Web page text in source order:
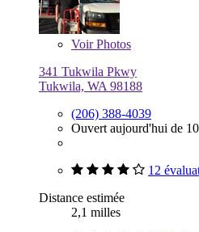
VoirPhotos
341 Tukwila Pkwy
Tukwila, WA 98188
(206) 388-4039
Ouvert aujourd'hui de
12
Distance estimée
2,1 milles